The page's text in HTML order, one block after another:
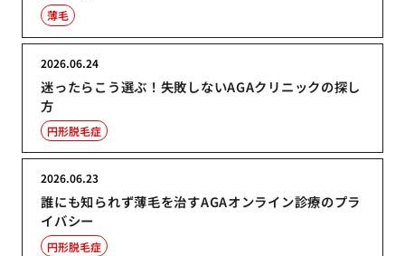
薄毛
迷ったらこう選ぶ！失敗しないAGAクリニックの探し
方
2026.06.24
円形脱毛症
誰にも知られず薄毛を治すAGAオンライン診療のプラ
イバシー
2026.06.23
円形脱毛症